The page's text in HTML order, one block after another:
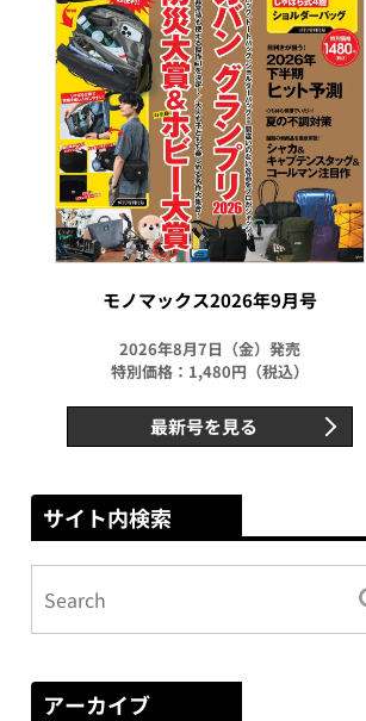
モノマックス2026年9月号
2026年8月7日（金）発売
特別価格：1,480円（税込）
最新号を見る
サイト内検索
アーカイブ